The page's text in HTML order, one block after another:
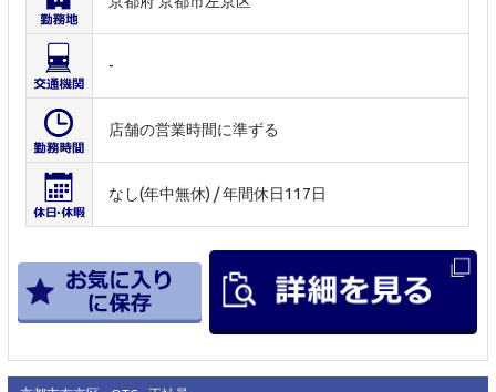
-
店舗の営業時間に準ずる
なし(年中無休) / 年間休日117日